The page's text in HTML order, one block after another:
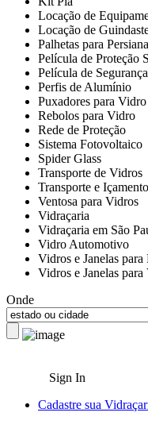
Locação de
Locação de
Palhetas para
Película de Proteção
Película de
Perfis de Alumínio
Puxadores para Vidro
Rebolos para Vidro
Rede de Proteção
Sistema Fotovoltaico
Spider Glass
Transporte de Vidros
Transporte e
Ventosa para Vidros
Vidraçaria
Vidraçaria em São
Vidro Automotivo
Vidros e Janelas
Vidros e Janelas para
Onde
Sign In
Cadastre sua